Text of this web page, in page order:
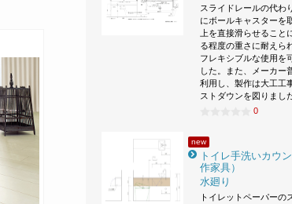
スライドレールの代わ
にボールキャスターを
上を直接滑らせること
る程度の重さに耐えら
フレキシブルな使用を
した。また、メーカー
利用し、製作は大工工
ストダウンを図りまし
0
new
トイレ手洗いカウ
作家具）
水廻り
トイレットペーパーの